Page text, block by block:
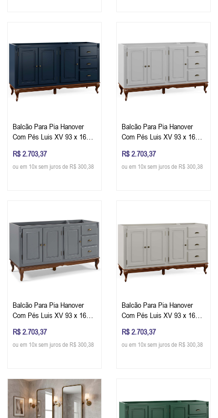
Balcão Para Pia Hanover
Com Pés Luis XV 93 x 160 x
Petróleo - Imbuia Glazer
R$ 2.703,37
ou em 10x sem juros de R$ 300,38
Balcão Para Pia Hanover
Com Pés Luis XV 93 x 160 x
Branco - Imbuia Glazer
R$ 2.703,37
ou em 10x sem juros de R$ 300,38
Balcão Para Pia Hanover
Com Pés Luis XV 93 x 160 x
Escuro - Imbuia Glazer
R$ 2.703,37
ou em 10x sem juros de R$ 300,38
Balcão Para Pia Hanover
Com Pés Luis XV 93 x 160 x
Offwhite - Imbuia Glazer
R$ 2.703,37
ou em 10x sem juros de R$ 300,38